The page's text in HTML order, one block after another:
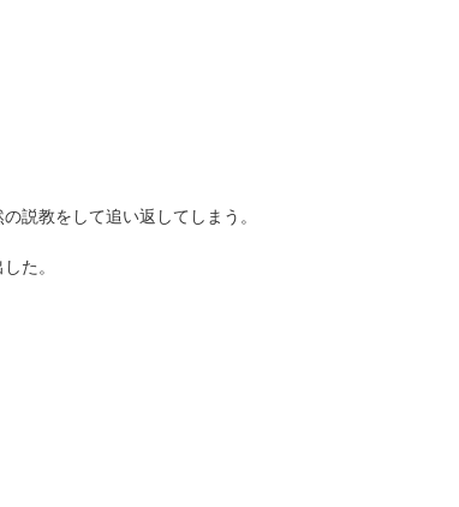
説教をして追い返してしまう。
た。